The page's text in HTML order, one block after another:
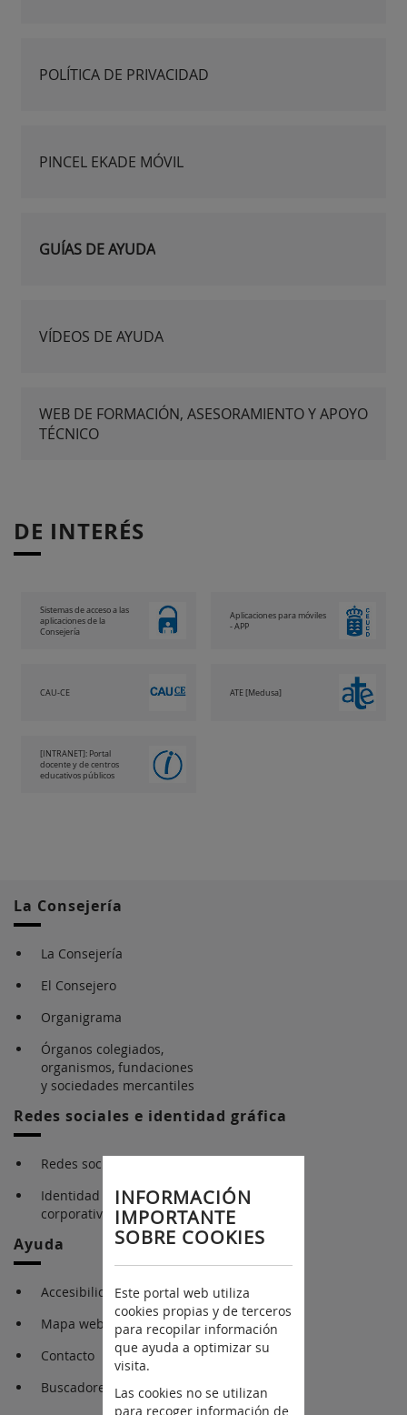
POLÍTICA DE PRIVACIDAD
PINCEL EKADE MÓVIL
GUÍAS DE AYUDA
VÍDEOS DE AYUDA
WEB DE FORMACIÓN, ASESORAMIENTO Y APOYO
TÉCNICO
DE INTERÉS
Sistemas de acceso a las
aplicaciones de la
Consejería
Aplicaciones para móviles
- APP
CAU-CE ATE [Medusa]
[INTRANET]: Portal
docente y de centros
educativos públicos
La Consejería
La Consejería
El Consejero
Organigrama
Órganos colegiados,
organismos, fundaciones
y sociedades mercantiles
Redes sociales e identidad gráfica
Redes sociales
Identidad gráfica
corporativa
Ayuda
Accesibilidad
Mapa web
Contacto
Buscadores
INFORMACIÓN
IMPORTANTE
SOBRE COOKIES
Este portal web utiliza
cookies propias y de terceros
para recopilar información
que ayuda a optimizar su
visita.
Las cookies no se utilizan
para recoger información de